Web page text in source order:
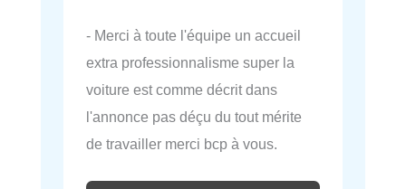
- Merci à toute l'équipe un accueil
extra professionnalisme super la
voiture est comme décrit dans
l'annonce pas déçu du tout mérite
de travailler merci bcp à vous.